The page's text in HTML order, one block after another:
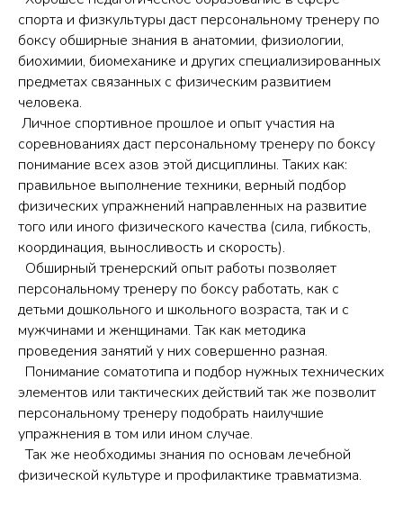
спорта и физкультуры даст персональному тренеру по
боксу обширные знания в анатомии, физиологии,
биохимии, биомеханике и других специализированных
предметах связанных с физическим развитием
человека.
Личное спортивное прошлое и опыт участия на
соревнованиях даст персональному тренеру по боксу
понимание всех азов этой дисциплины. Таких как:
правильное выполнение техники, верный подбор
физических упражнений направленных на развитие
того или иного физического качества (сила, гибкость,
координация, выносливость и скорость).
Обширный тренерский опыт работы позволяет
персональному тренеру по боксу работать, как с
детьми дошкольного и школьного возраста, так и с
мужчинами и женщинами. Так как методика
проведения занятий у них совершенно разная.
Понимание соматотипа и подбор нужных технических
элементов или тактических действий так же позволит
персональному тренеру подобрать наилучшие
упражнения в том или ином случае.
Так же необходимы знания по основам лечебной
физической культуре и профилактике травматизма.